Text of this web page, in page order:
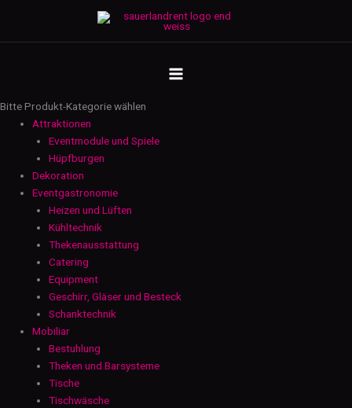
springen
MENU
Bitte Produkt-Kategorie wählen
Attraktionen
Eventmodule und Spiele
Hüpfburgen
Dekoration
Eventgastronomie
Heizen und Lüften
Kühltechnik
Thekenausstattung
Catering
Equipment
Geschirr, Gläser und Besteck
Schanktechnik
Mobiliar
Bestuhlung
Theken und Barsysteme
Tische
Tischwäsche
klein